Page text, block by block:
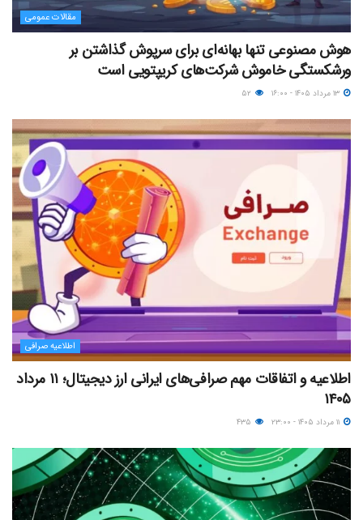
مقالات عمومی
هوش مصنوعی تنها بهانه‌ای برای سرپوش گذاشتن بر
ورشکستگی خاموش شرکت‌های کریپتویی است
اطلاعیه صرافی
اطلاعیه و اتفاقات مهم صرافی‌های ایرانی ارز دیجیتال؛ ۱۱ مرداد
۱۴۰۵